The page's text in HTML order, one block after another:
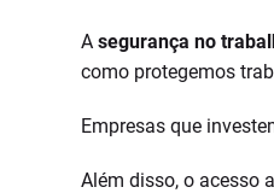
Asegurança no
como protegemos
Empresas que
Além disso, o acesso